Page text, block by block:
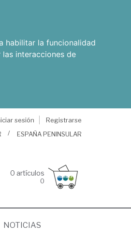
habilitar la funcionalidad
interacciones de
sesión
Registrarse
ESPAÑA PENINSULAR
0 artículos
0
NOTICIAS